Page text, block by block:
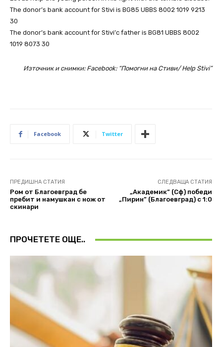
The donor’s bank account for Stivi is BG85 UBBS 8002 1019 9213
30
The donor’s bank account for Stivi’с father is BG81 UBBS 8002
1019 8073 30
Източник и снимки: Facebook: “Помогни на Стиви/ Help Stivi”
Facebook Twitter
ПРЕДИШНА СТАТИЯ
Ром от Благоевград бе
пребит и намушкан с нож от
скинари
СЛЕДВАЩА СТАТИЯ
„Академик” (Сф) победи
„Пирин” (Благоевград) с 1:0
ПРОЧЕТЕТЕ ОЩЕ..